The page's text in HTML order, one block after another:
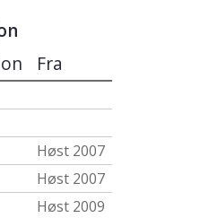
Fra
Høst 2007
Høst 2007
Høst 2009